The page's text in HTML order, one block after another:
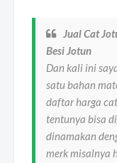
Jual Cat
Besi Jotun
Dan kali ini
satu bahan
daftar harga
tentunya bisa
dinamakan
merk misalnya